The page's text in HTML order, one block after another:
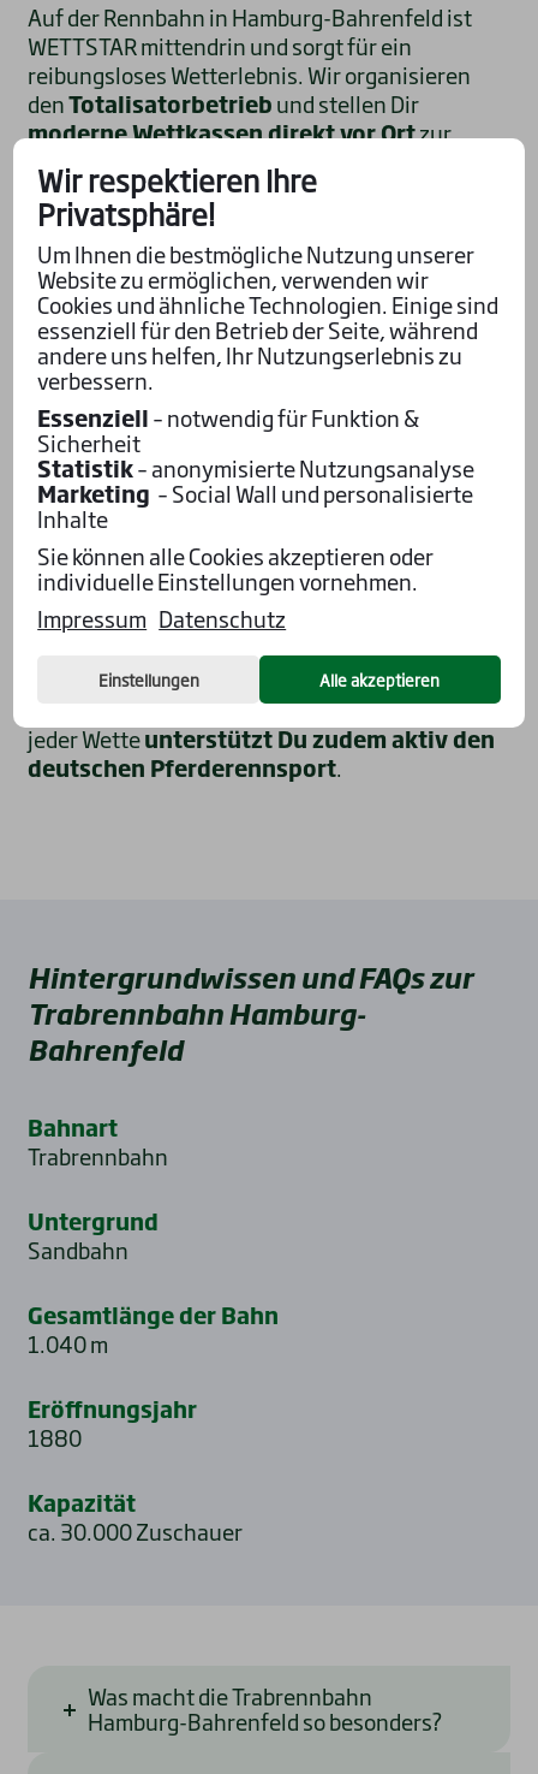
Auf der Rennbahn in Hamburg-Bahrenfeld ist
WETTSTAR mittendrin und sorgt für ein
reibungsloses Wetterlebnis. Wir organisieren
denTotalisatorbetriebund stellen Dir
moderne Wettkassen direkt vor Ortzur
Verfügung, damit Du Deine Wetten unkompliziert
platzieren kannst.
Mit derWETTSTAR-Appwird das Wetten noch
einfacher: Du kannst ganz bequem mobil wetten,
egal ob Du an der Rennbahn bist oder die Rennen
von zu Hause verfolgst. Ganz ohne Bargeld setzt
Du auf Deine Favoriten. Zudem findest Du in der
App dasgesamte Rennprogramm
wertvolleTippsvon den WETTSTAR-Experten.
WETTSTAR bietet Dir außerdem einen
Livestream – verfügbar in unserer App oder auf
YouTube
mitverfolgen kannst. Bei vielen Renntagen
findest Du unsereWETTSTAR-Wettschule
Dort zeigen wir Dir Schritt für Schritt, wie
Pferdewetten funktionieren, geben Dir hilfreiche
Tipps für Einsteiger und helfen Dir, den
Nervenkitzel des Wettens live zu erleben. Mit
jeder Wetteunterstützt Du zudem aktiv den
deutschen Pferderennsport.
Hintergrundwissen und FAQs zur
Trabrennbahn Hamburg-
Bahrenfeld
Bahnart
Trabrennbahn
Untergrund
Sandbahn
Gesamtlänge der Bahn
1.040 m
Eröffnungsjahr
1880
Kapazität
ca. 30.000 Zuschauer
Was macht die Trabrennbahn
Hamburg-Bahrenfeld so besonders?
Wir respektieren Ihre
Privatsphäre!
Um Ihnen die bestmögliche Nutzung unserer
Website zu ermöglichen, verwenden wir
Cookies und ähnliche Technologien. Einige sind
essenziell für den Betrieb der Seite, während
andere uns helfen, Ihr Nutzungserlebnis zu
verbessern.
Essenziell– notwendig für Funktion &
Sicherheit
Statistik– anonymisierte Nutzungsanalyse
Marketing – Social Wall und personalisierte
Inhalte
Sie können alle Cookies akzeptieren oder
individuelle Einstellungen vornehmen.
Impressum Datenschutz
Einstellungen Alle akzeptieren